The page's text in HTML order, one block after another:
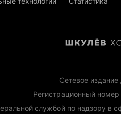
Сетевое
Регистрационный
службой по надзору в